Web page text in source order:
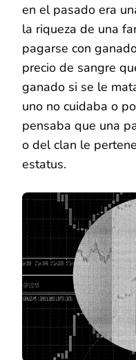
en el pasado era
la riqueza de una
pagarse con
precio de sangre
ganado si se le
uno no cuidaba o
pensaba que una
o del clan le
estatus.